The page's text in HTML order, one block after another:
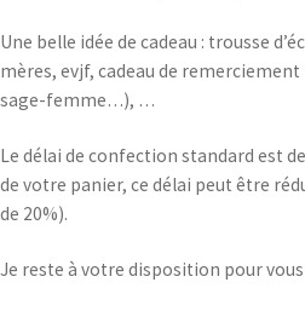
Une belle idée de cadeau : trousse
mères, evjf, cadeau de
sage-femme…), …
Le délai de confection standard est
de votre panier, ce délai peut être
de 20%).
Je reste à votre disposition pour